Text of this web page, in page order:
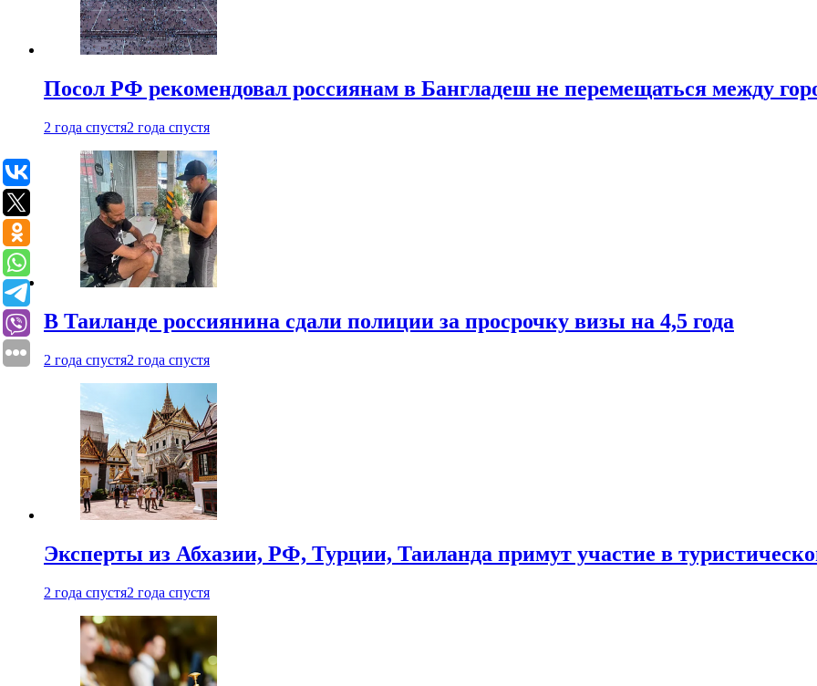
Посол РФ рекомендовал россиянам в Бангладеш не перемещаться между
2 года спустя2 года спустя
В Таиланде россиянина сдали полиции за просрочку визы на 4,5 года
2 года спустя2 года спустя
Эксперты из Абхазии, РФ, Турции, Таиланда примут участие в
2 года спустя2 года спустя